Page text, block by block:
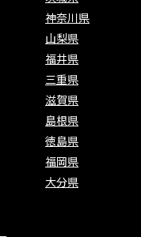
神奈川県
山梨県
福井県
三重県
滋賀県
島根県
徳島県
福岡県
大分県